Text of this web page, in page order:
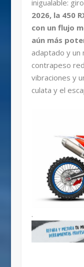
inigualable:
2026, la 450
con un flujo
aún más
adaptado y un
contrapeso
vibraciones y
culata y el
.